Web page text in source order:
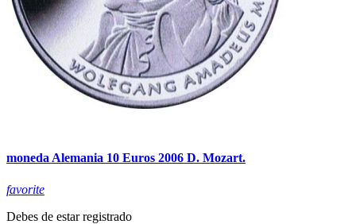
moneda Alemania 10 Euros 2006 D. Mozart.
favorite
Debes de estar registrado